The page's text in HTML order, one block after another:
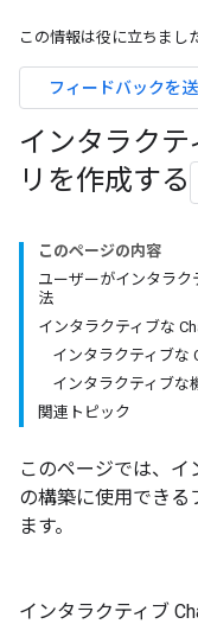
この情報は役に立ちまし
フィードバックを
インタラク
リを作成する
このページの内容
ユーザーがインタラク
法
インタラクティブな
インタラクティブな
インタラクティブな
関連トピック
このページでは、イ
の構築に使用できる
ます。
インタラクティブ